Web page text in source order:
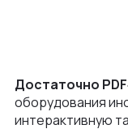
Достаточно
оборудования
интерактивную